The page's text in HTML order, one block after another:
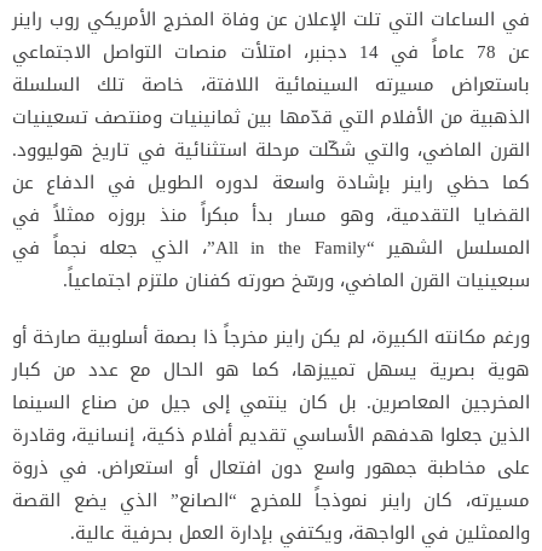
في الساعات التي تلت الإعلان عن وفاة المخرج الأمريكي روب راينر
عن 78 عاماً في 14 دجنبر، امتلأت منصات التواصل الاجتماعي
باستعراض مسيرته السينمائية اللافتة، خاصة تلك السلسلة
الذهبية من الأفلام التي قدّمها بين ثمانينيات ومنتصف تسعينيات
القرن الماضي، والتي شكّلت مرحلة استثنائية في تاريخ هوليوود.
كما حظي راينر بإشادة واسعة لدوره الطويل في الدفاع عن
القضايا التقدمية، وهو مسار بدأ مبكراً منذ بروزه ممثلاً في
المسلسل الشهير “All in the Family”، الذي جعله نجماً في
سبعينيات القرن الماضي، ورسّخ صورته كفنان ملتزم اجتماعياً.
ورغم مكانته الكبيرة، لم يكن راينر مخرجاً ذا بصمة أسلوبية صارخة أو
هوية بصرية يسهل تمييزها، كما هو الحال مع عدد من كبار
المخرجين المعاصرين. بل كان ينتمي إلى جيل من صناع السينما
الذين جعلوا هدفهم الأساسي تقديم أفلام ذكية، إنسانية، وقادرة
على مخاطبة جمهور واسع دون افتعال أو استعراض. في ذروة
مسيرته، كان راينر نموذجاً للمخرج “الصانع” الذي يضع القصة
والممثلين في الواجهة، ويكتفي بإدارة العمل بحرفية عالية.